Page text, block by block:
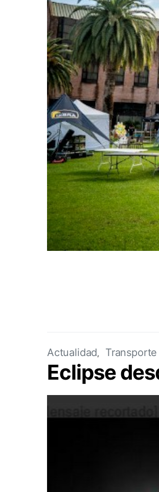
Actualidad Transporte
Eclipse